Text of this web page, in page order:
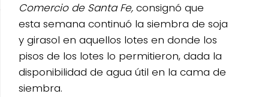
Comercio de Santa Fe, consignó que
esta semana continuó la siembra de soja
y girasol en aquellos lotes en donde los
pisos de los lotes lo permitieron, dada la
disponibilidad de agua útil en la cama de
siembra.